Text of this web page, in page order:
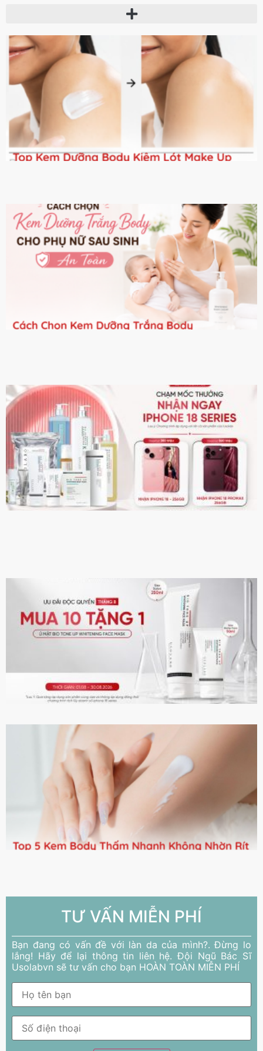
TƯ VẤN MIỄN PHÍ
Bạn đang có vấn đề với làn da của mình?. Đừng lo
lắng! Hãy để lại thông tin liên hệ. Đội Ngũ Bác Sĩ
Usolabvn sẽ tư vấn cho bạn HOÀN TOÀN MIỄN PHÍ